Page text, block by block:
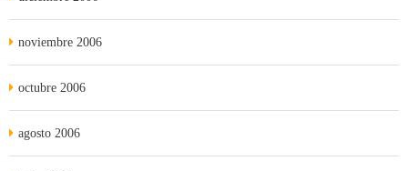
noviembre 2006
octubre 2006
agosto 2006